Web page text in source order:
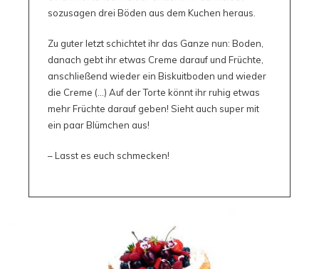
sozusagen drei Böden aus dem Kuchen heraus.
Zu guter letzt schichtet ihr das Ganze nun: Boden,
danach gebt ihr etwas Creme darauf und Früchte,
anschließend wieder ein Biskuitboden und wieder
die Creme (…) Auf der Torte könnt ihr ruhig etwas
mehr Früchte darauf geben! Sieht auch super mit
ein paar Blümchen aus!
– Lasst es euch schmecken!